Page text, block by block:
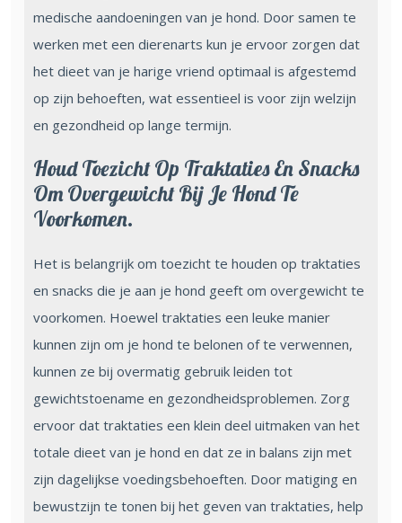
medische aandoeningen van je hond. Door samen te
werken met een dierenarts kun je ervoor zorgen dat
het dieet van je harige vriend optimaal is afgestemd
op zijn behoeften, wat essentieel is voor zijn welzijn
en gezondheid op lange termijn.
Houd Toezicht Op Traktaties En Snacks
Om Overgewicht Bij Je Hond Te
Voorkomen.
Het is belangrijk om toezicht te houden op traktaties
en snacks die je aan je hond geeft om overgewicht te
voorkomen. Hoewel traktaties een leuke manier
kunnen zijn om je hond te belonen of te verwennen,
kunnen ze bij overmatig gebruik leiden tot
gewichtstoename en gezondheidsproblemen. Zorg
ervoor dat traktaties een klein deel uitmaken van het
totale dieet van je hond en dat ze in balans zijn met
zijn dagelijkse voedingsbehoeften. Door matiging en
bewustzijn te tonen bij het geven van traktaties, help